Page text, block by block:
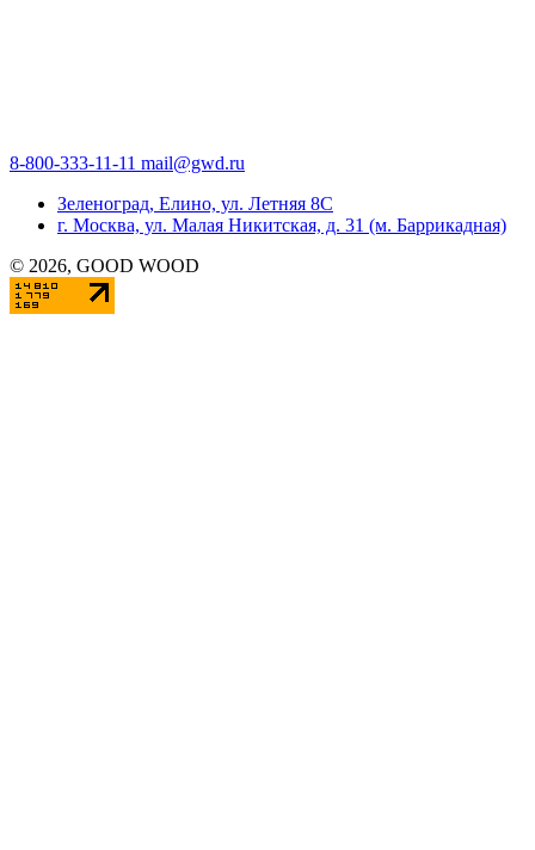
8-800-333-11-11 mail@gwd.ru
Зеленоград, Елино, ул. Летняя 8С
г. Москва, ул. Малая Никитская, д. 31 (м. Баррикадная)
© 2026, GOOD WOOD